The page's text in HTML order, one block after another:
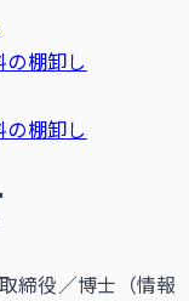
の棚卸し
の棚卸し
締役／博士（情報